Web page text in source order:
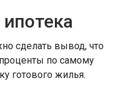
сделать вывод, что
по самому
готового жилья.